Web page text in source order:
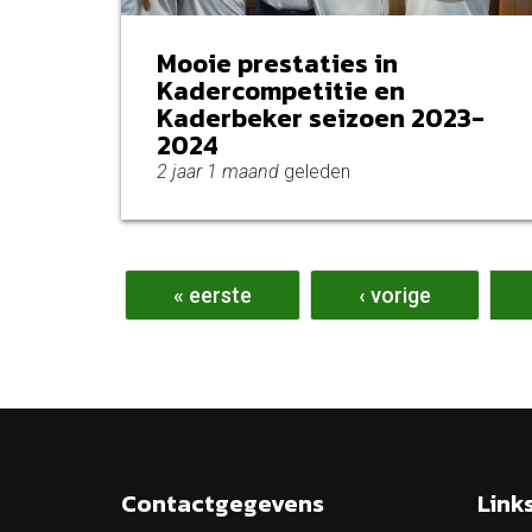
Mooie prestaties in
Kadercompetitie en
Kaderbeker seizoen 2023-
2024
2 jaar 1 maand geleden
« eerste ‹ vorige
Contactgegevens